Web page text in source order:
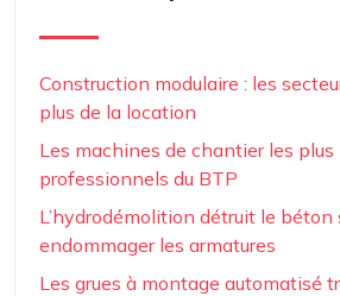
Construction modulaire : les
plus de la location
Les machines de chantier les plus
professionnels du BTP
L’hydrodémolition détruit le béton
endommager les armatures
Les grues à montage automatisé